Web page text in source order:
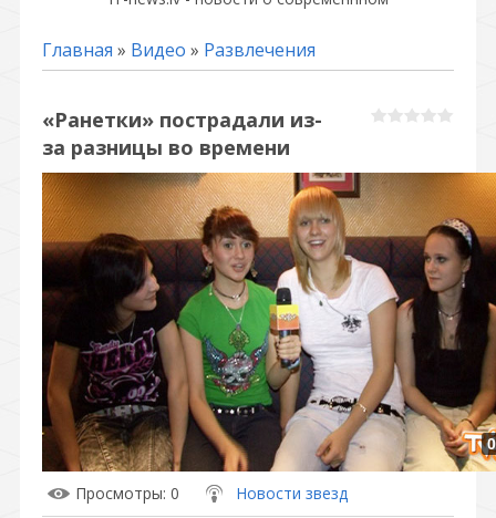
Главная » Видео » Развлечения
«Ранетки» пострадали из-
за разницы во времени
Просмотры: 0 Новости звезд